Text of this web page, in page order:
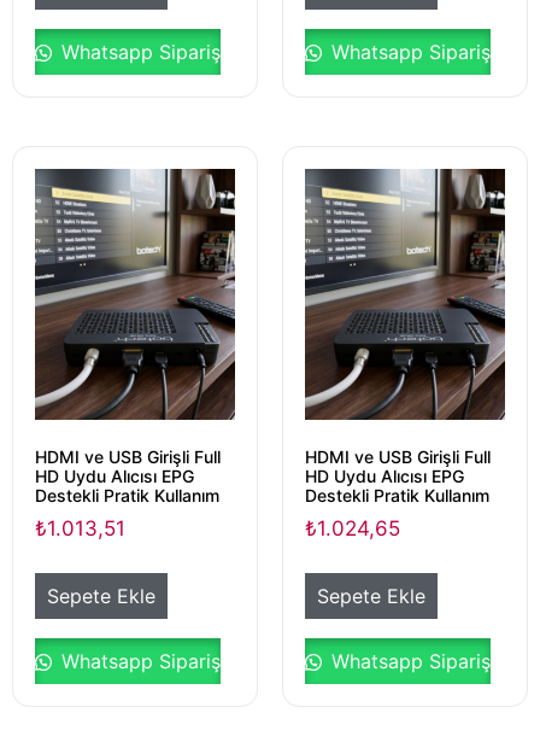
Whatsapp Sipariş Whatsapp Sipariş
HDMI ve USB Girişli Full
HD Uydu Alıcısı EPG
Destekli Pratik Kullanım
₺1.013,51
Sepete Ekle
Whatsapp Sipariş
HDMI ve USB Girişli Full
HD Uydu Alıcısı EPG
Destekli Pratik Kullanım
₺1.024,65
Sepete Ekle
Whatsapp Sipariş